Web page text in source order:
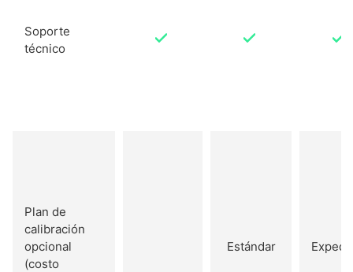
Soporte
técnico
Plan de
calibración
opcional
(costo
Estándar